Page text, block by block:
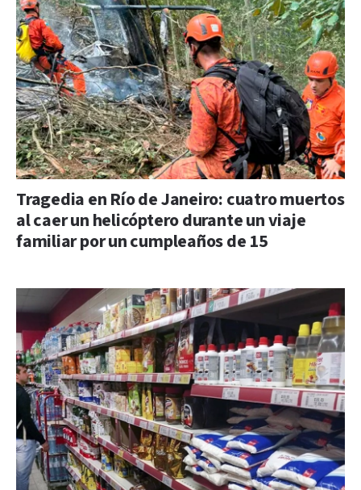
Tragedia en Río de Janeiro: cuatro muertos
al caer un helicóptero durante un viaje
familiar por un cumpleaños de 15